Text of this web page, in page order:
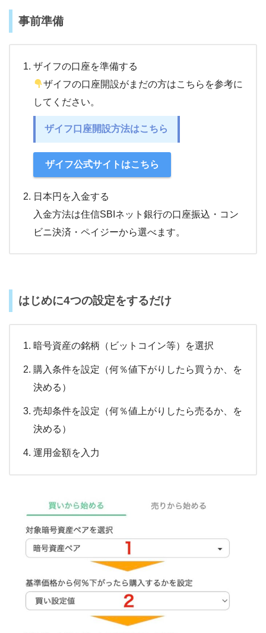
事前準備
ザイフの口座を準備する
ザイフの口座開設がまだの方はこちらを参考に
してください。
ザイフ口座開設方法はこちら
ザイフ公式サイトはこちら
日本円を入金する
入金方法は住信SBIネット銀行の口座振込・コン
ビニ決済・ペイジーから選べます。
はじめに4つの設定をするだけ
暗号資産の銘柄（ビットコイン等）を選択
購入条件を設定（何％値下がりしたら買うか、を
決める）
売却条件を設定（何％値上がりしたら売るか、を
決める）
運用金額を入力